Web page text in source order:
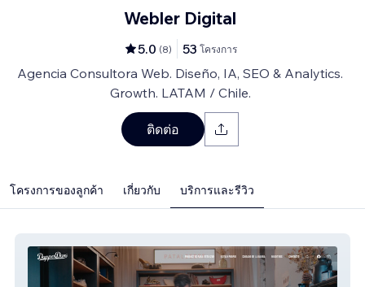
Webler Digital
5.0 (8) 53 โครงการ
Agencia Consultora Web. Diseño, IA, SEO & Analytics.
Growth. LATAM / Chile.
ติดต่อ
โครงการของลูกค้า เกี่ยวกับ บริการและรีวิว